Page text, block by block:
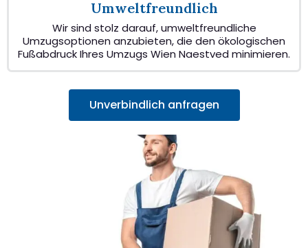
Umweltfreundlich
Wir sind stolz darauf, umweltfreundliche
Umzugsoptionen anzubieten, die den ökologischen
Fußabdruck Ihres Umzugs Wien Naestved minimieren.
Unverbindlich anfragen